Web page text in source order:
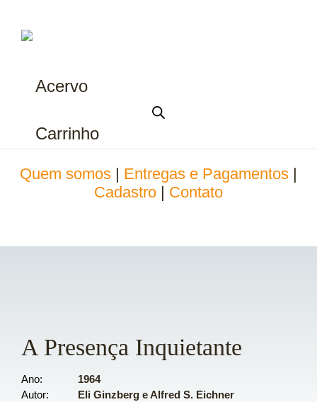
Acervo
Carrinho
Quem somos Entregas e Pagamentos
Cadastro
Contato
A Presença Inquietante
Ano
1964
Autor
Eli Ginzberg e Alfred S. Eichner